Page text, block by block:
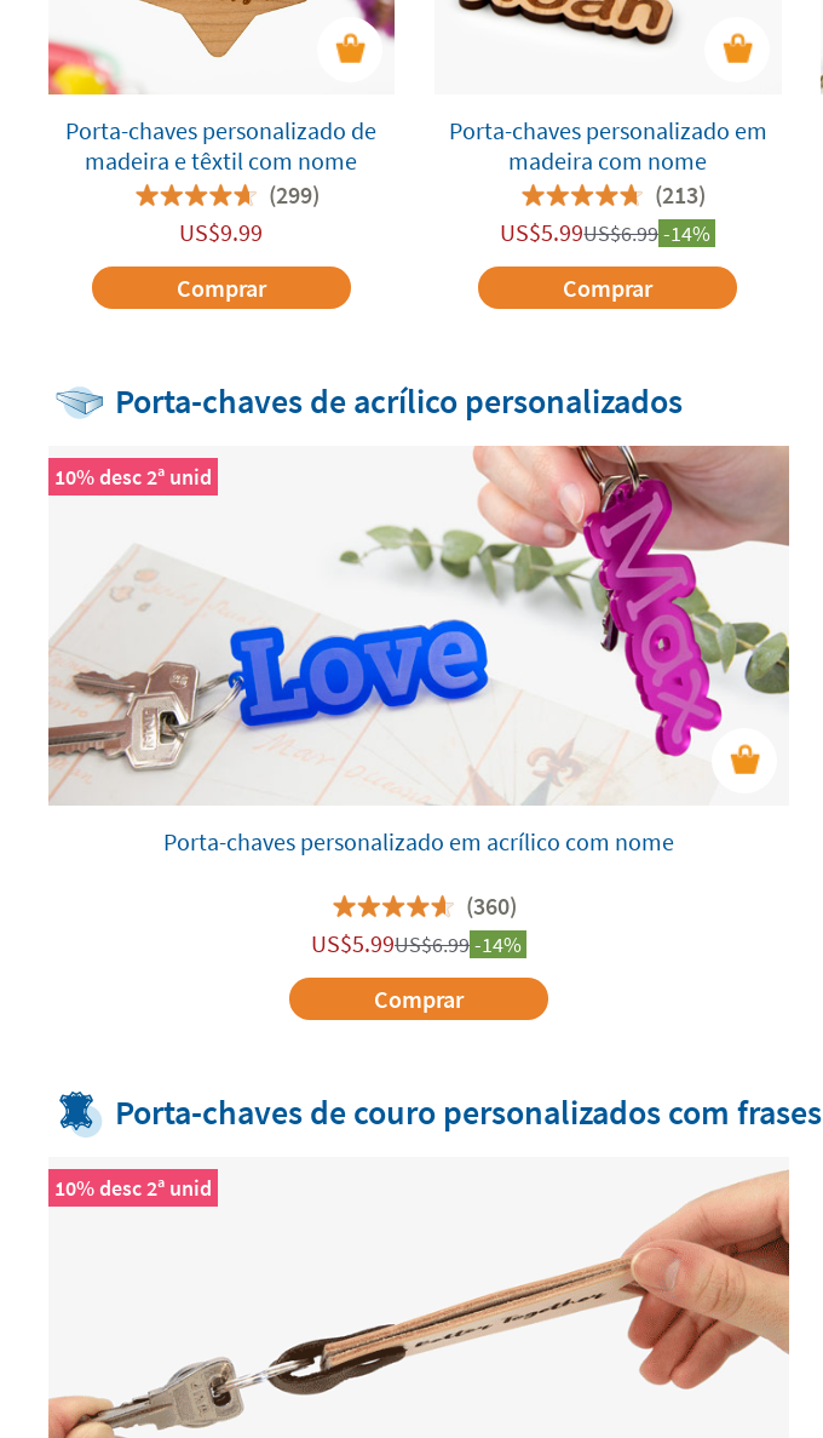
Porta-chaves personalizado de
madeira e têxtil com nome
(299)
US$9.99
Comprar
Porta-chaves personalizado em
madeira com nome
(213)
US$5.99US$6.99-14%
Comprar
Porta-chaves de acrílico personalizados
10% desc 2ª unid
Porta-chaves personalizado em acrílico com nome
(360)
US$5.99US$6.99-14%
Comprar
Porta-chaves de couro personalizados com frases
10% desc 2ª unid